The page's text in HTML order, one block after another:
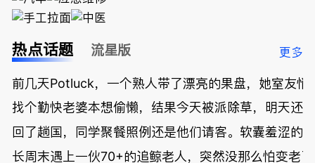
热点话题 流星版 更多
前几天Potluck，一个熟人带了漂亮的果盘，她室友悄
找个勤快老婆本想偷懒，结果今天被派除草，明天还
回了趟国，同学聚餐照例还是他们请客。软囊羞涩的
长周末遇上一伙70+的追鲸老人，突然没那么怕变老了